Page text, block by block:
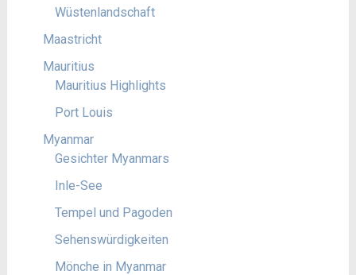
Wüstenlandschaft
Maastricht
Mauritius
Mauritius Highlights
Port Louis
Myanmar
Gesichter Myanmars
Inle-See
Tempel und Pagoden
Sehenswürdigkeiten
Mönche in Myanmar